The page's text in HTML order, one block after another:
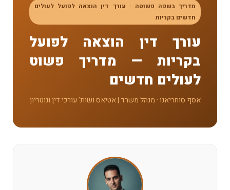
מדריך בשפה פשוטה · עורך דין הוצאה לפועל לעולים
חדשים בקריות
עורך דין הוצאה לפועל
בקריות — מדריך פשוט
לעולים חדשים
אסף סוחריאנו · מנהל משרד | אטיאס ושות' עורכי דין ונוטריון